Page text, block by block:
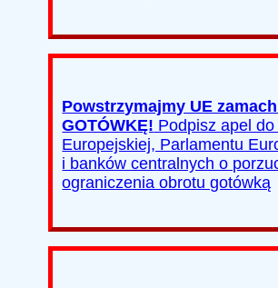
Powstrzymajmy UE
GOTÓWKĘ! Podpisz apel
Europejskiej, Parlamentu
i banków centralnych o
ograniczenia obrotu gotówką